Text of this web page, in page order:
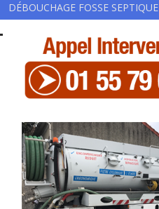
DÉBOUCHAGE FOSSE SEPTIQUE